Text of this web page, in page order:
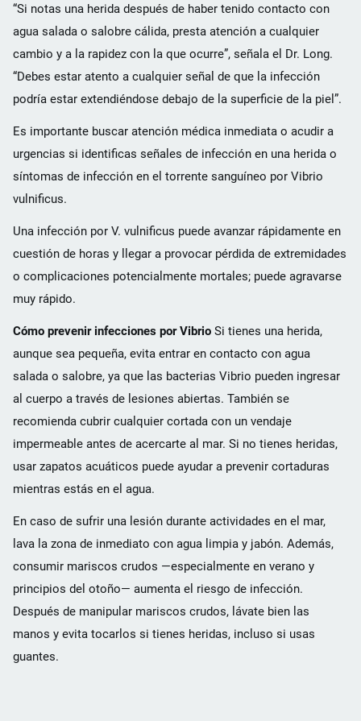
“Si notas una herida después de haber tenido contacto con
agua salada o salobre cálida, presta atención a cualquier
cambio y a la rapidez con la que ocurre”, señala el Dr. Long.
“Debes estar atento a cualquier señal de que la infección
podría estar extendiéndose debajo de la superficie de la piel”.
Es importante buscar atención médica inmediata o acudir a
urgencias si identificas señales de infección en una herida o
síntomas de infección en el torrente sanguíneo por Vibrio
vulnificus.
Una infección por V. vulnificus puede avanzar rápidamente en
cuestión de horas y llegar a provocar pérdida de extremidades
o complicaciones potencialmente mortales; puede agravarse
muy rápido.
Cómo prevenir infecciones por Vibrio Si tienes una herida,
aunque sea pequeña, evita entrar en contacto con agua
salada o salobre, ya que las bacterias Vibrio pueden ingresar
al cuerpo a través de lesiones abiertas. También se
recomienda cubrir cualquier cortada con un vendaje
impermeable antes de acercarte al mar. Si no tienes heridas,
usar zapatos acuáticos puede ayudar a prevenir cortaduras
mientras estás en el agua.
En caso de sufrir una lesión durante actividades en el mar,
lava la zona de inmediato con agua limpia y jabón. Además,
consumir mariscos crudos —especialmente en verano y
principios del otoño— aumenta el riesgo de infección.
Después de manipular mariscos crudos, lávate bien las
manos y evita tocarlos si tienes heridas, incluso si usas
guantes.